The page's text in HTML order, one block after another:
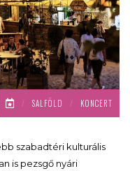
/ SALFÖLD / KONCERT
szabadtéri kulturális
is pezsgő nyári